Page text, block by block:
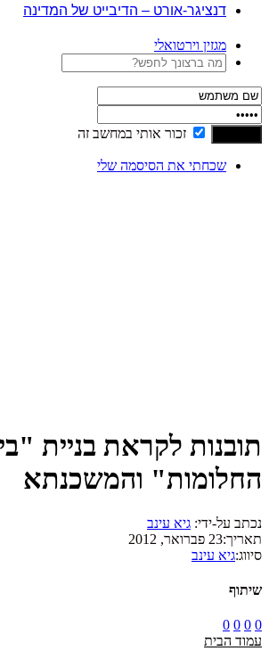
דנציגר-אורט – הדיבייט של המדינה
מגזין וירטואלי
זכור אותי במחשב זה
שכחתי את הסיסמה שלי
תובנות לקראת בניית
החלומות" והמשכנתא
נכתב על-ידי: גיא עינב
תאריך:23 פברואר, 2012
סיווג:גיא עינב
שיתוף
0
0
0
0
עמוד הבית